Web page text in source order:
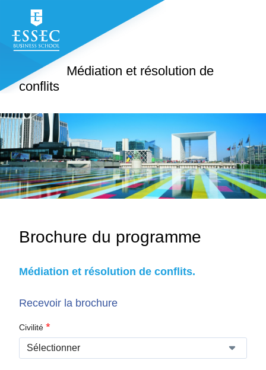
Médiation et résolution de
conflits
Brochure du programme
Médiation et résolution de conflits.
Recevoir la brochure
*
Civilité